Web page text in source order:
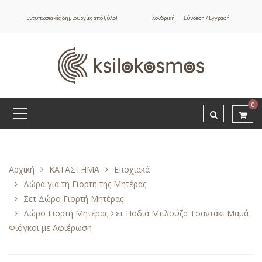
Εντυπωσιακές δημιουργίες από ξύλο! Χονδρική Σύνδεση / Εγγραφή
0
Αρχική ΚΑΤΑΣΤΗΜΑ
Εποχιακά
Δώρα για τη Γιορτή της Μητέρας
Σετ Δώρο Γιορτή Μητέρας
Δώρο Γιορτή Μητέρας Σετ Ποδιά Μπλούζα Τσαντάκι Μαμά
Φιόγκοι με Αφιέρωση